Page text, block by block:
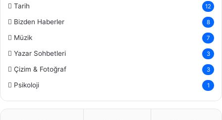
Tarih 12
Bizden Haberler 8
Müzik 7
Yazar Sohbetleri 3
Çizim & Fotoğraf 3
Psikoloji 1